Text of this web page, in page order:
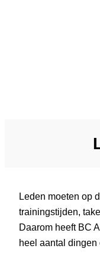
Leden moeten op
trainingstijden,
Daarom heeft BC
heel aantal